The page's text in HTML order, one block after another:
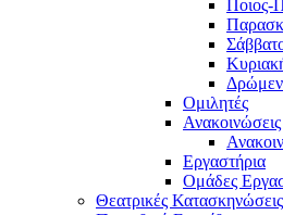
Ποιος-
Ομιλητές
Ανακοινώσεις
Εργαστήρια
Ομάδες
Θεατρικές Κατασκηνώσεις